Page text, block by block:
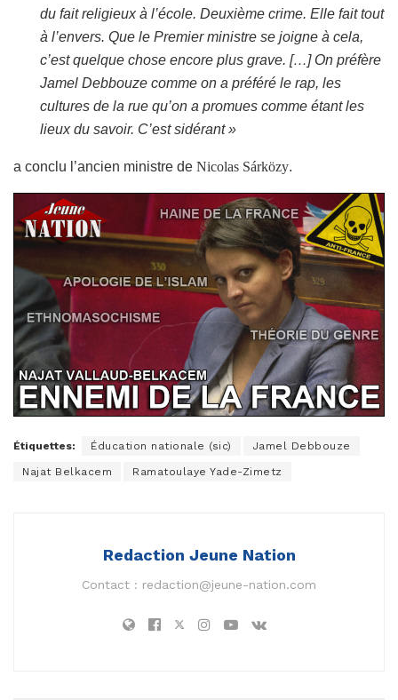
du fait religieux à l’école. Deuxième crime. Elle fait tout
à l’envers. Que le Premier ministre se joigne à cela,
c’est quelque chose encore plus grave. […] On préfère
Jamel Debbouze comme on a préféré le rap, les
cultures de la rue qu’on a promues comme étant les
lieux du savoir. C’est sidérant »
a conclu l’ancien ministre de Nicolas Sárközy.
Étiquettes: Éducation nationale (sic) Jamel Debbouze
Najat Belkacem Ramatoulaye Yade-Zimetz
Redaction Jeune Nation
Contact : redaction@jeune-nation.com